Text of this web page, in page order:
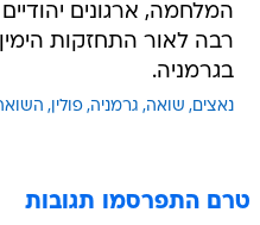
המלחמה, ארגונים
רבה לאור התחזקות הימין
בגרמניה.
נאצים שואה גרמניה פולין
טרם התפרסמו תגובות